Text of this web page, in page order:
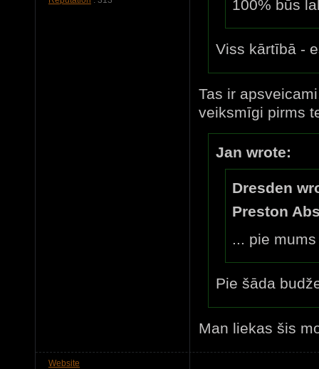
100% būs
Viss kārtībā -
Tas ir
veiksmīgi pirms
Jan wrote:
Dresden
Preston
... pie
Pie šāda
Man liekas šis
Website